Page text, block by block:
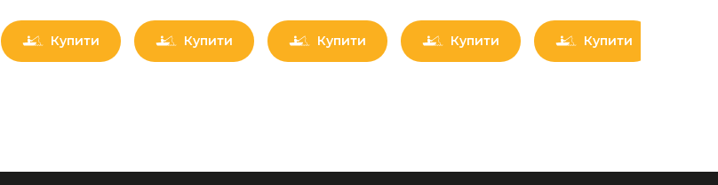
Купити Купити Купити Купити Купити